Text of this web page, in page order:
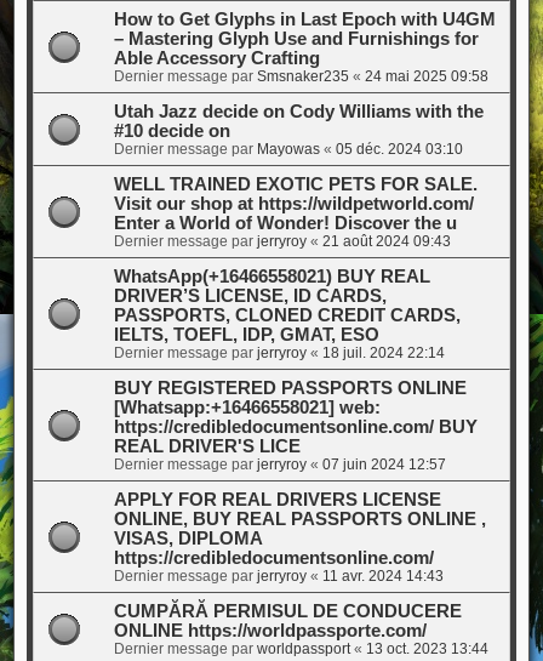
How to Get Glyphs in Last Epoch with U4GM
– Mastering Glyph Use and Furnishings for
Able Accessory Crafting
Dernier message par Smsnaker235 « 24 mai 2025 09:58
Utah Jazz decide on Cody Williams with the
#10 decide on
Dernier message par Mayowas« 05 déc. 2024 03:10
WELL TRAINED EXOTIC PETS FOR SALE.
Visit our shop at https://wildpetworld.com/
Enter a World of Wonder! Discover the u
Dernier message par jerryroy« 21 août 2024 09:43
WhatsApp(+16466558021) BUY REAL
DRIVER’S LICENSE, ID CARDS,
PASSPORTS, CLONED CREDIT CARDS,
IELTS, TOEFL, IDP, GMAT, ESO
Dernier message par jerryroy« 18 juil. 2024 22:14
BUY REGISTERED PASSPORTS ONLINE
[Whatsapp:+16466558021] web:
https://credibledocumentsonline.com/ BUY
REAL DRIVER'S LICE
Dernier message par jerryroy« 07 juin 2024 12:57
APPLY FOR REAL DRIVERS LICENSE
ONLINE, BUY REAL PASSPORTS ONLINE ,
VISAS, DIPLOMA
https://credibledocumentsonline.com/
Dernier message par jerryroy« 11 avr. 2024 14:43
CUMPĂRĂ PERMISUL DE CONDUCERE
ONLINE https://worldpassporte.com/
Dernier message par worldpassport« 13 oct. 2023 13:44